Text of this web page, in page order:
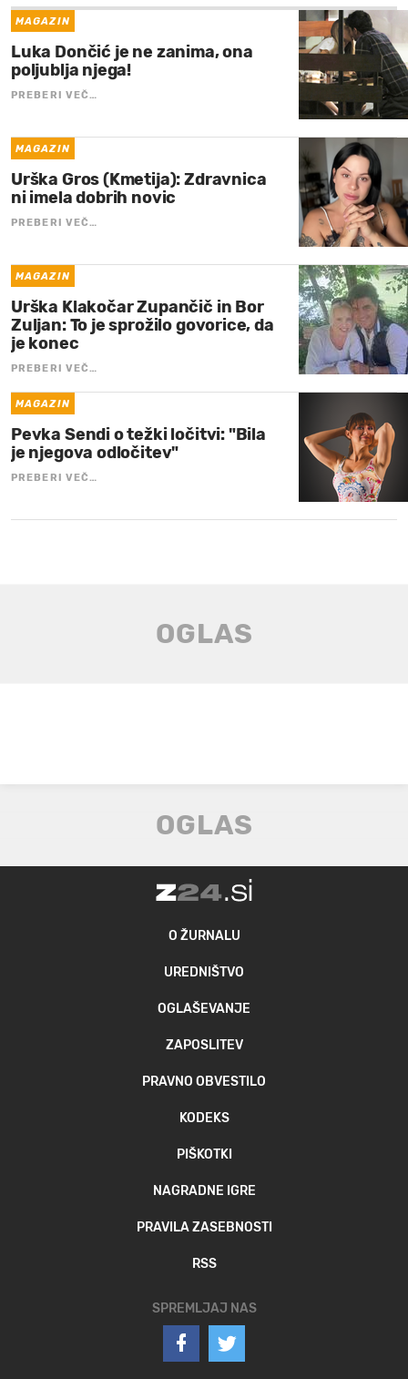
MAGAZIN
Luka Dončić je ne zanima, ona
poljublja njega!
PREBERI VEČ…
MAGAZIN
Urška Gros (Kmetija): Zdravnica
ni imela dobrih novic
PREBERI VEČ…
MAGAZIN
Urška Klakočar Zupančič in Bor
Zuljan: To je sprožilo govorice, da
je konec
PREBERI VEČ…
MAGAZIN
Pevka Sendi o težki ločitvi: "Bila
je njegova odločitev"
PREBERI VEČ…
O ŽURNALU
UREDNIŠTVO
OGLAŠEVANJE
ZAPOSLITEV
PRAVNO OBVESTILO
KODEKS
PIŠKOTKI
NAGRADNE IGRE
PRAVILA ZASEBNOSTI
RSS
SPREMLJAJ NAS